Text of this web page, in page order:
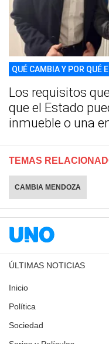
QUÉ CAMBIA Y POR QUÉ
Los requisitos
que el Estado
inmueble o una
TEMAS
CAMBIA MENDOZA
ÚLTIMAS NOTICIAS
Inicio
Política
Sociedad